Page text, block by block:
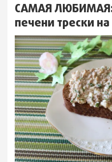
САМАЯ ЛЮБИМАЯ:
печени трески